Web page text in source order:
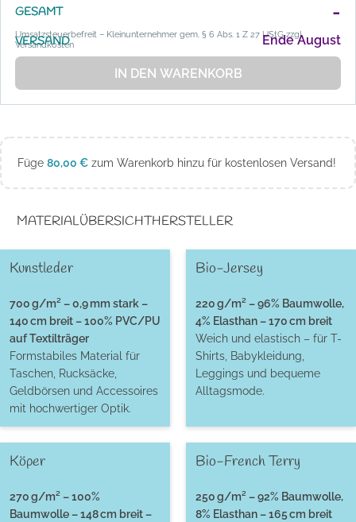
GESAMT -
Umsatzsteuerbefreit – Kleinunternehmer gem. § 6 Abs. 1 Z 27 UStG zzgl.
Versandkosten
VERSAND Ende August
IN DEN WARENKORB
Füge 80,00 € zum Warenkorb hinzu für kostenlosen Versand!
MATERIALÜBERSICHTHERSTELLER
Kunstleder
700 g/m² – 0,9 mm stark –
140 cm breit – 100% PVC/PU
auf Textilträger
Formstabiles Material für
Taschen, Rucksäcke,
Geldbörsen und Accessoires
mit hochwertiger Optik.
Bio-Jersey
220 g/m² – 96% Baumwolle,
4% Elasthan – 170 cm breit
Weich und elastisch – für T-
Shirts, Babykleidung,
Leggings und bequeme
Alltagsmode.
Köper
270 g/m² – 100%
Baumwolle – 148 cm breit –
Bio-French Terry
250 g/m² – 92% Baumwolle,
8% Elasthan – 165 cm breit